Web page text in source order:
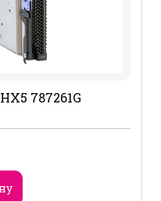
787261G